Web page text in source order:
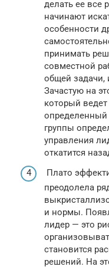
делать ее все
начинают
особенности
принимать
совместной
общей задачи,
Зачастую на
который ведет
определенный
группы
управления
откатится
Плато
преодолела
и нормы.
лидер — это
становится
решений. На